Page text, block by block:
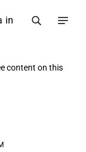
in
content on this